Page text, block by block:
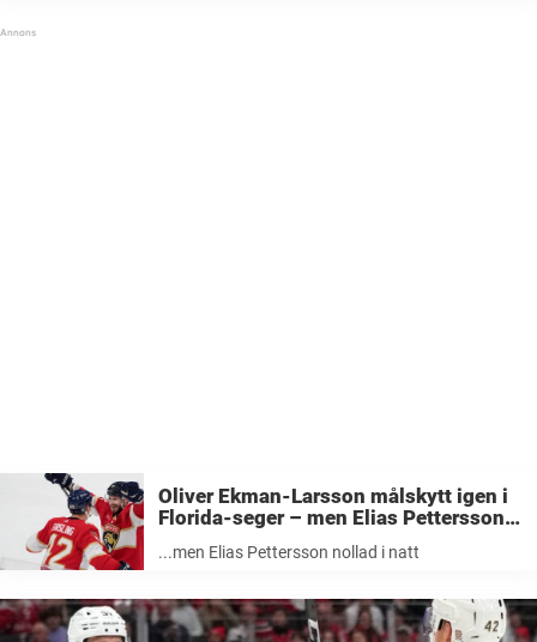
Oliver Ekman-Larsson målskytt igen i
Florida-seger – men Elias Pettersson
nollad i natt
...men Elias Pettersson nollad i natt